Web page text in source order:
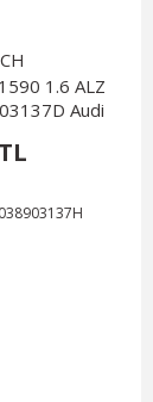
1.6 ALZ
Audi